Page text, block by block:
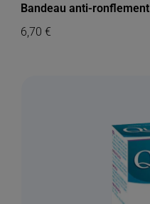
Bandeau anti-ronflement
6,70€